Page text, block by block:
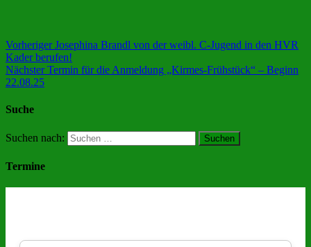
VorherigerJosephina Brandl von der weibl. C-Jugend in den HVR
Kader berufen!
NächsterTermin für die Anmeldung „Kirmes-Frühstück“ – Beginn
22.08.25
Suche
Suchen nach:
Termine